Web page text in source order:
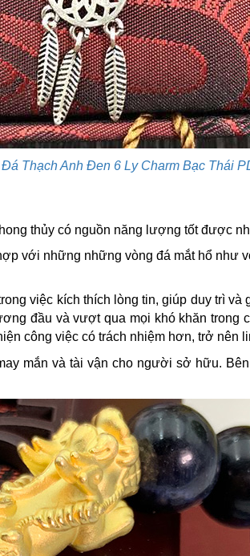
Thạch Anh Đen 6 Ly Charm Bạc Thái​
thủy có nguồn năng lượng tốt được
với những những vòng đá mắt hổ như
việc kích thích lòng tin, giúp duy trì
đầu và vượt qua mọi khó khăn trong
công việc có trách nhiệm hơn, trở nên
mắn và tài vận cho người sở hữu.